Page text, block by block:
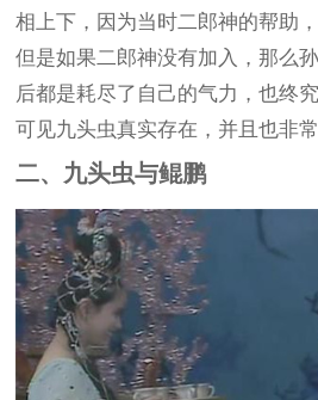
相上下，因为当时二郎神的帮助
但是如果二郎神没有加入，那么
后都是耗尽了自己的气力，也终
可见九头虫真实存在，并且也非常
二、九头虫与鲲鹏